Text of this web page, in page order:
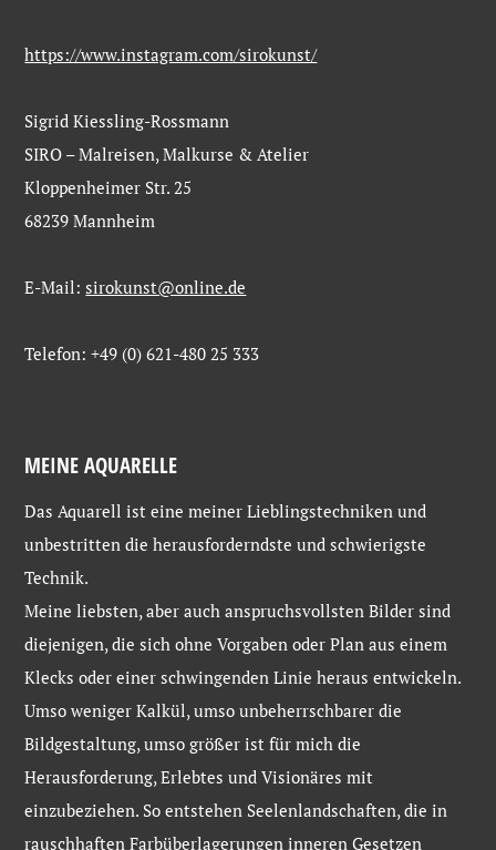
https://www.instagram.com/sirokunst/
Sigrid Kiessling-Rossmann
SIRO – Malreisen, Malkurse & Atelier
Kloppenheimer Str. 25
68239 Mannheim
E-Mail: sirokunst@online.de
Telefon: +49 (0) 621-480 25 333
MEINE AQUARELLE
Das Aquarell ist eine meiner Lieblingstechniken und
unbestritten die herausforderndste und schwierigste
Technik.
Meine liebsten, aber auch anspruchsvollsten Bilder sind
diejenigen, die sich ohne Vorgaben oder Plan aus einem
Klecks oder einer schwingenden Linie heraus entwickeln.
Umso weniger Kalkül, umso unbeherrschbarer die
Bildgestaltung, umso größer ist für mich die
Herausforderung, Erlebtes und Visionäres mit
einzubeziehen. So entstehen Seelenlandschaften, die in
rauschhaften Farbüberlagerungen inneren Gesetzen